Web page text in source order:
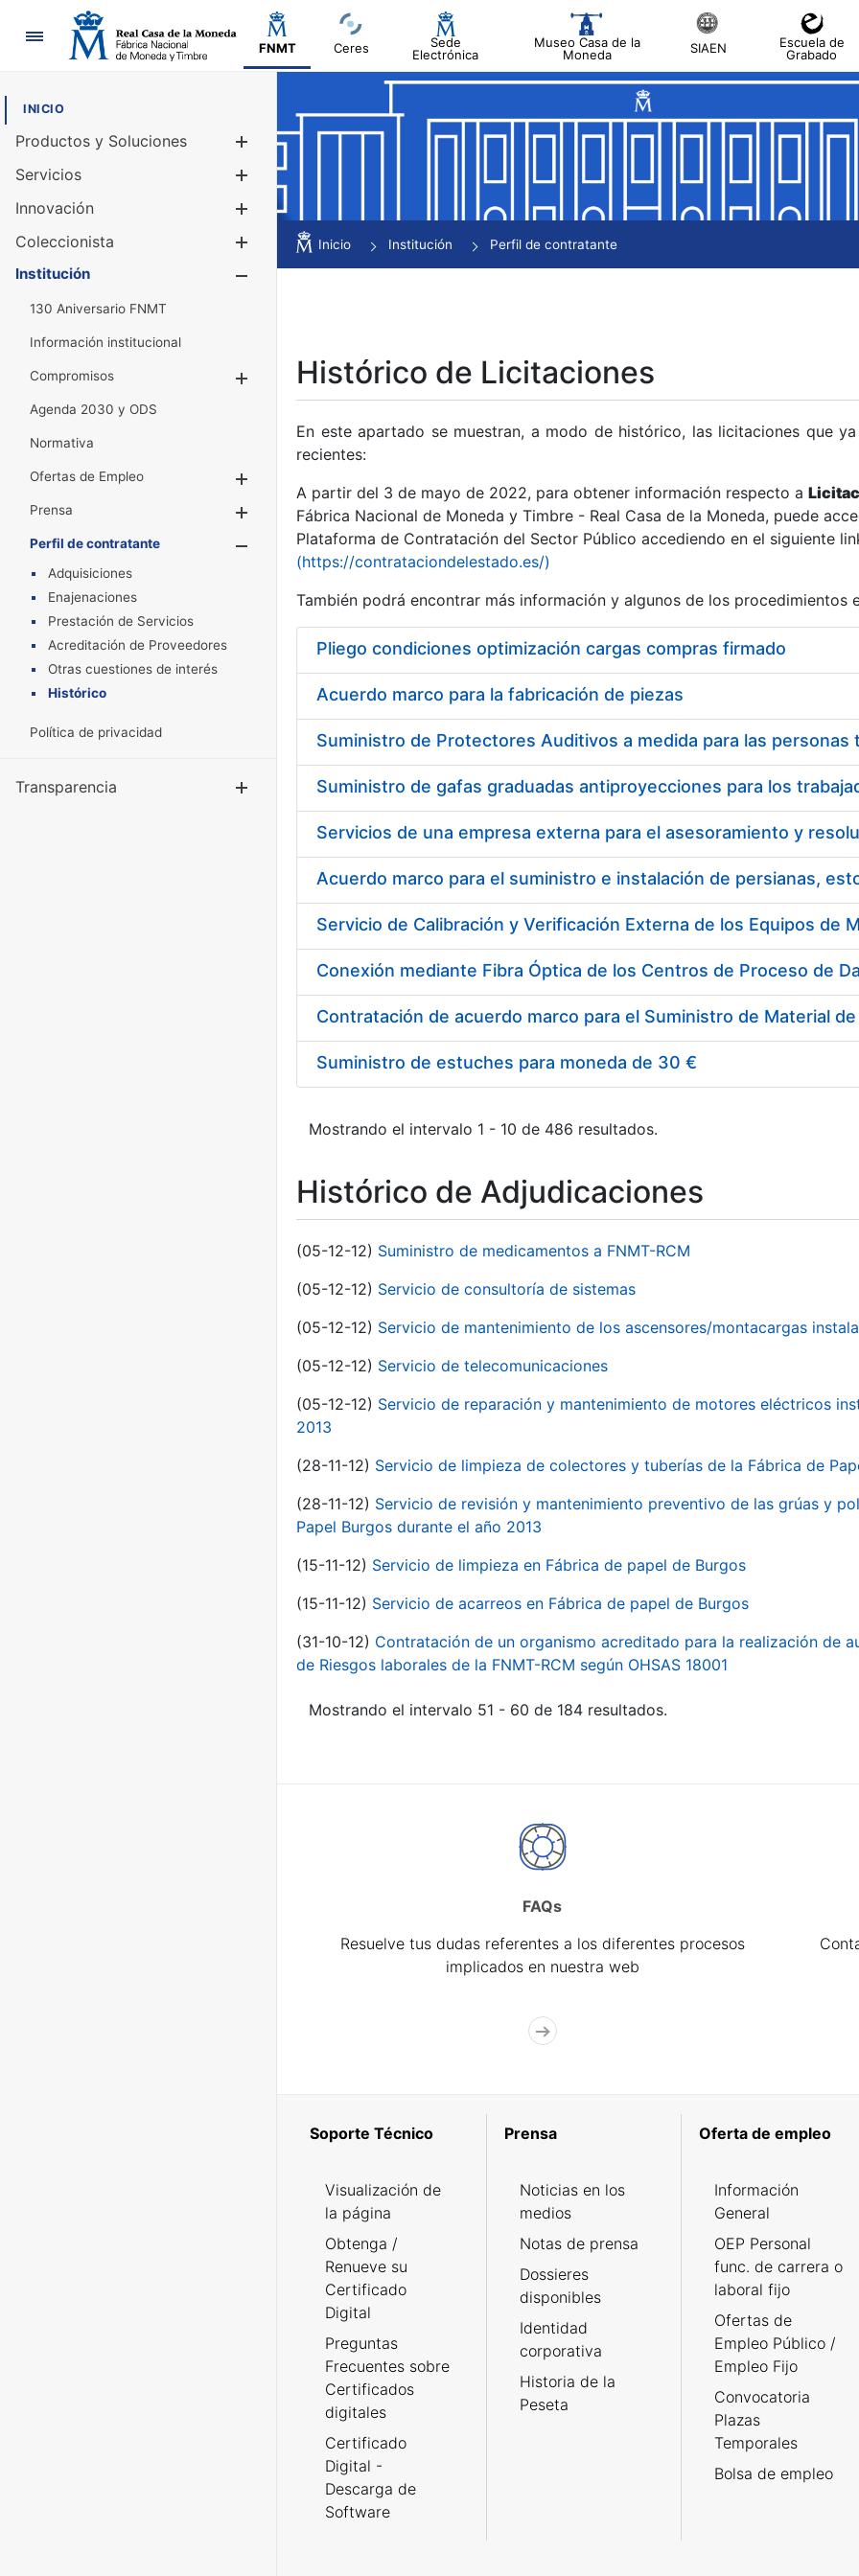
Navegación
FNMT Ceres
Sede
Electrónica
Museo Casa de la
Moneda
SIAEN
Escuela de
Grabado
INICIO
Productos y Soluciones
Mostrar/Ocultar
Servicios
Innovación
Coleccionista
Mostrar/Ocultar
Institución
130 Aniversario FNMT
Información institucional
Compromisos
Mostrar/Ocultar
Agenda 2030 y ODS
Normativa
Ofertas de Empleo
Prensa
Mostrar/Ocultar
Perfil de contratante
Mostrar/Ocultar
Adquisiciones
Enajenaciones
Prestación de Servicios
Acreditación de Proveedores
Otras cuestiones de interés
Histórico
Política de privacidad
Transparencia Mostrar/Ocultar
Inicio Institución Perfil de contratante
Histórico de Licitaciones
En este apartado se muestran, a modo de histórico, las licitaciones que
recientes:
A partir del 3 de mayo de 2022, para obtener información respecto a
Fábrica Nacional de Moneda y Timbre - Real Casa de la Moneda, puede
Plataforma de Contratación del Sector Público accediendo en el siguiente
(https://contrataciondelestado.es/)
También podrá encontrar más información y algunos de los procedimientos
Pliego condiciones optimización cargas compras firmado
Acuerdo marco para la fabricación de piezas
Acuerdo marco para el suministro e instalación de persianas,
Suministro de estuches para moneda de 30 €
Mostrando el intervalo 1 - 10 de 486 resultados.
Histórico de Adjudicaciones
(05-12-12) Suministro de medicamentos a FNMT-RCM
(05-12-12) Servicio de consultoría de sistemas
(05-12-12) Servicio de mantenimiento de los ascensores/montacargas
(05-12-12) Servicio de telecomunicaciones
(05-12-12) Servicio de reparación y mantenimiento de motores eléctricos
2013
(28-11-12) Servicio de limpieza de colectores y tuberías de la Fábrica de
(28-11-12) Servicio de revisión y mantenimiento preventivo de las grúas y
Papel Burgos durante el año 2013
(15-11-12) Servicio de limpieza en Fábrica de papel de Burgos
(15-11-12) Servicio de acarreos en Fábrica de papel de Burgos
(31-10-12) Contratación de un organismo acreditado para la realización de
de Riesgos laborales de la FNMT-RCM según OHSAS 18001
Mostrando el intervalo 51 - 60 de 184 resultados.
FAQs
Resuelve tus dudas referentes a los diferentes procesos
implicados en nuestra web
Soporte Técnico
Visualización de
la página
Obtenga /
Renueve su
Certificado
Digital
Preguntas
Frecuentes sobre
Certificados
digitales
Certificado
Digital -
Descarga de
Software
Prensa
Noticias en los
medios
Notas de prensa
Dossieres
disponibles
Identidad
corporativa
Historia de la
Peseta
Oferta de empleo
Información
General
OEP Personal
func. de carrera o
laboral fijo
Ofertas de
Empleo Público /
Empleo Fijo
Convocatoria
Plazas
Temporales
Bolsa de empleo